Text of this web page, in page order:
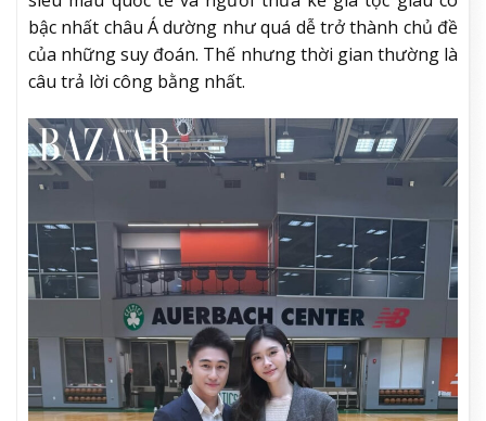
bậc nhất châu Á dường như quá dễ trở thành chủ đề
của những suy đoán. Thế nhưng thời gian thường là
câu trả lời công bằng nhất.